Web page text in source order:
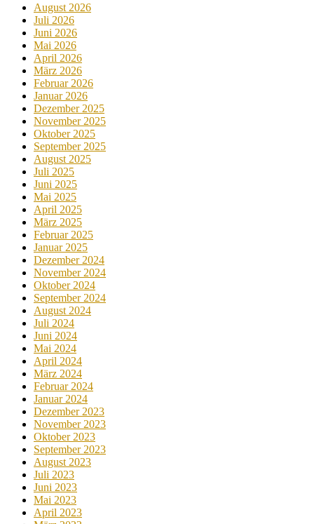
August 2026
Juli 2026
Juni 2026
Mai 2026
April 2026
März 2026
Februar 2026
Januar 2026
Dezember 2025
November 2025
Oktober 2025
September 2025
August 2025
Juli 2025
Juni 2025
Mai 2025
April 2025
März 2025
Februar 2025
Januar 2025
Dezember 2024
November 2024
Oktober 2024
September 2024
August 2024
Juli 2024
Juni 2024
Mai 2024
April 2024
März 2024
Februar 2024
Januar 2024
Dezember 2023
November 2023
Oktober 2023
September 2023
August 2023
Juli 2023
Juni 2023
Mai 2023
April 2023